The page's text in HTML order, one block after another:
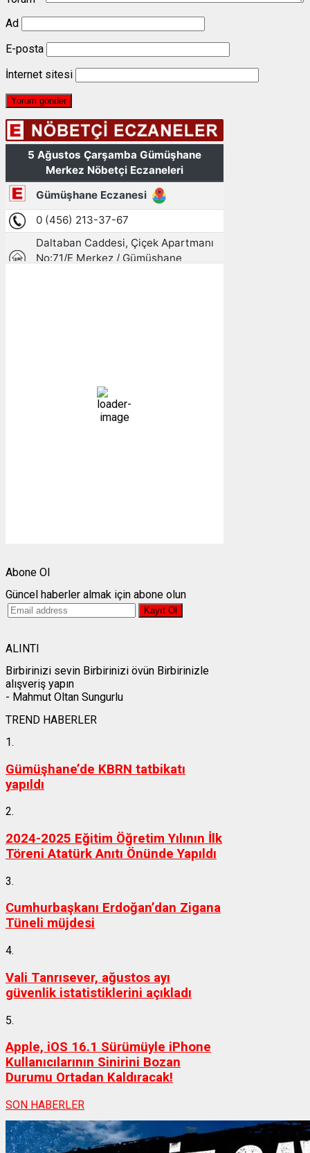
Ad
E-posta
İnternet sitesi
Açık
Bulutlar:2%
Abone Ol
Güncel haberler almak için abone olun
ALINTI
Birbirinizi sevin Birbirinizi övün Birbirinizle
alışveriş yapın
- Mahmut Oltan Sungurlu
TREND HABERLER
1.
Gümüşhane’de KBRN tatbikatı
yapıldı
2.
2024-2025 Eğitim Öğretim Yılının İlk
Töreni Atatürk Anıtı Önünde Yapıldı
3.
Cumhurbaşkanı Erdoğan’dan Zigana
Tüneli müjdesi
4.
Vali Tanrısever, ağustos ayı
güvenlik istatistiklerini açıkladı
5.
Apple, iOS 16.1 Sürümüyle iPhone
Kullanıcılarının Sinirini Bozan
Durumu Ortadan Kaldıracak!
SON HABERLER